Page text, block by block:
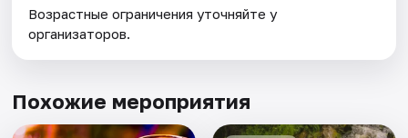
Возрастные ограничения уточняйте у
организаторов.
Похожие мероприятия